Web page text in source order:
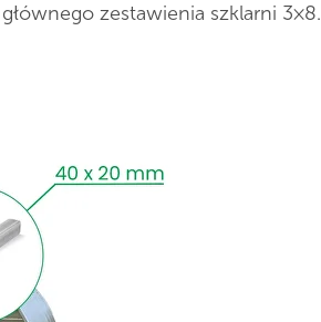
zestawienia szklarni 3×8.